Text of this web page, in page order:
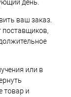
день.
ваш заказ.
или в
товар и